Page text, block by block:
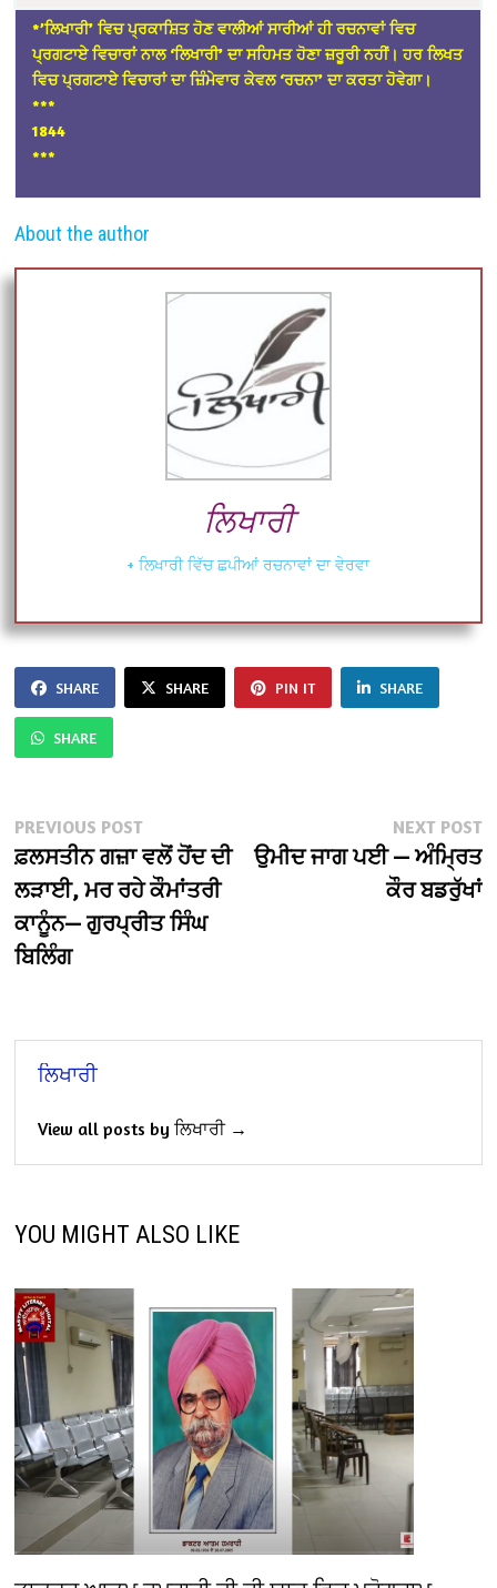
*’ਲਿਖਾਰੀ’ ਵਿਚ ਪ੍ਰਕਾਸ਼ਿਤ ਹੋਣ ਵਾਲੀਆਂ ਸਾਰੀਆਂ ਹੀ ਰਚਨਾਵਾਂ ਵਿਚ
ਪ੍ਰਗਟਾਏ ਵਿਚਾਰਾਂ ਨਾਲ ‘ਲਿਖਾਰੀ’ ਦਾ ਸਹਿਮਤ ਹੋਣਾ ਜ਼ਰੂਰੀ ਨਹੀਂ। ਹਰ ਲਿਖਤ
ਵਿਚ ਪ੍ਰਗਟਾਏ ਵਿਚਾਰਾਂ ਦਾ ਜ਼ਿੰਮੇਵਾਰ ਕੇਵਲ ‘ਰਚਨਾ’ ਦਾ ਕਰਤਾ ਹੋਵੇਗਾ।
***
1844
***
About the author
ਲਿਖਾਰੀ
+ ਲਿਖਾਰੀ ਵਿੱਚ ਛਪੀਆਂ ਰਚਨਾਵਾਂ ਦਾ ਵੇਰਵਾ
SHARE SHARE PIN IT SHARE
SHARE
Post
navigation
PREVIOUS POSTPrevious
post:
ਫ਼ਲਸਤੀਨ ਗਜ਼ਾ ਵਲੋਂ ਹੋਂਦ ਦੀ
ਲੜਾਈ, ਮਰ ਰਹੇ ਕੌਮਾਂਤਰੀ
ਕਾਨੂੰਨ— ਗੁਰਪ੍ਰੀਤ ਸਿੰਘ
ਬਿਲਿੰਗ
NEXT POST
ਉਮੀਦ ਜਾਗ ਪਈ — ਅੰਮ੍ਰਿਤ
ਕੌਰ ਬਡਰੁੱਖਾਂ
ਲਿਖਾਰੀ
View all posts by ਲਿਖਾਰੀ →
YOU MIGHT ALSO LIKE